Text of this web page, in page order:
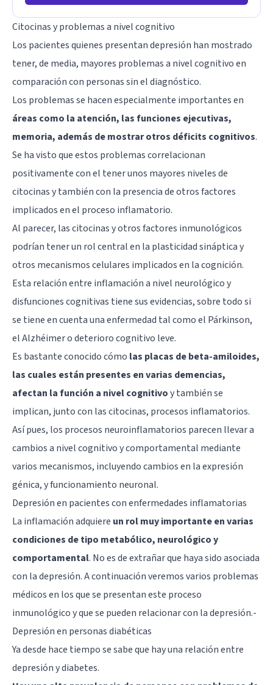
Citocinas y problemas a nivel cognitivo
Los pacientes quienes presentan depresión han mostrado
tener, de media, mayores problemas a nivel cognitivo en
comparación con personas sin el diagnóstico.
Los problemas se hacen especialmente importantes en
áreas como la atención, las funciones ejecutivas,
memoria, además de mostrar otros déficits cognitivos.
Se ha visto que estos problemas correlacionan
positivamente con el tener unos mayores niveles de
citocinas y también con la presencia de otros factores
implicados en el proceso inflamatorio.
Al parecer, las citocinas y otros factores inmunológicos
podrían tener un rol central en la plasticidad sináptica y
otros mecanismos celulares implicados en la cognición.
Esta relación entre inflamación a nivel neurológico y
disfunciones cognitivas tiene sus evidencias, sobre todo si
se tiene en cuenta una enfermedad tal como el Párkinson,
el Alzhéimer o deterioro cognitivo leve.
Es bastante conocido cómo las placas de beta-amiloides,
las cuales están presentes en varias demencias,
afectan la función a nivel cognitivoy también se
implican, junto con las citocinas, procesos inflamatorios.
Así pues, los procesos neuroinflamatorios parecen llevar a
cambios a nivel cognitivo y comportamental mediante
varios mecanismos, incluyendo cambios en la expresión
génica, y funcionamiento neuronal.
Depresión en pacientes con enfermedades inflamatorias
La inflamación adquiere un rol muy importante en varias
condiciones de tipo metabólico, neurológico y
comportamental. No es de extrañar que haya sido asociada
con la depresión. A continuación veremos varios problemas
médicos en los que se presentan este proceso
inmunológico y que se pueden relacionar con la depresión.-
Depresión en personas diabéticas
Ya desde hace tiempo se sabe que hay una relación entre
depresión y diabetes.